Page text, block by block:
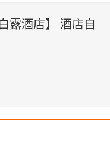
露酒店】 酒店自